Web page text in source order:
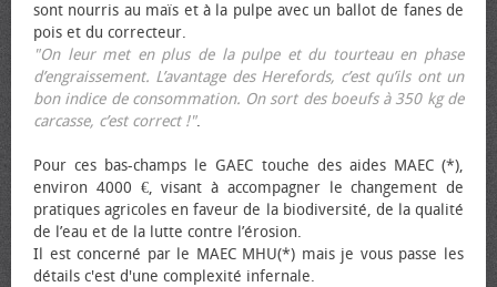
sont nourris au maïs et à la pulpe avec un ballot de fanes de
pois et du correcteur.
"On leur met en plus de la pulpe et du tourteau en phase
d’engraissement. L’avantage des Herefords, c’est qu’ils ont un
bon indice de consommation. On sort des bœufs à 350 kg de
carcasse, c’est correct !".
Pour ces bas-champs le GAEC touche des aides MAEC (*),
environ 4000 €, visant à accompagner le changement de
pratiques agricoles en faveur de la biodiversité, de la qualité
de l’eau et de la lutte contre l’érosion.
Il est concerné par le MAEC MHU(*) mais je vous passe les
détails c'est d'une complexité infernale.